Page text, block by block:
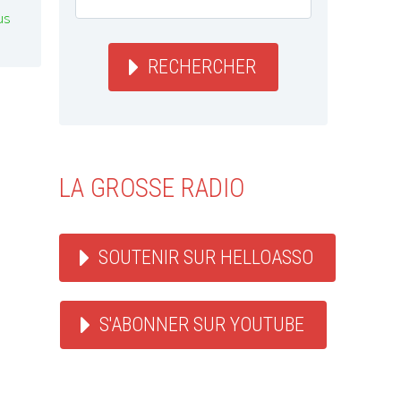
RECHERCHER
LA GROSSE RADIO
SOUTENIR SUR HELLOASSO
S'ABONNER SUR YOUTUBE